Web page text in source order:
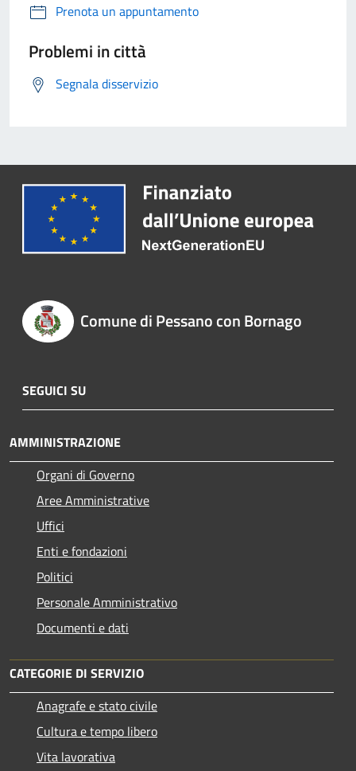
Prenota un appuntamento
Problemi in città
Segnala disservizio
Comune di Pessano con Bornago
SEGUICI SU
AMMINISTRAZIONE
Organi di Governo
Aree Amministrative
Uffici
Enti e fondazioni
Politici
Personale Amministrativo
Documenti e dati
CATEGORIE DI SERVIZIO
Anagrafe e stato civile
Cultura e tempo libero
Vita lavorativa